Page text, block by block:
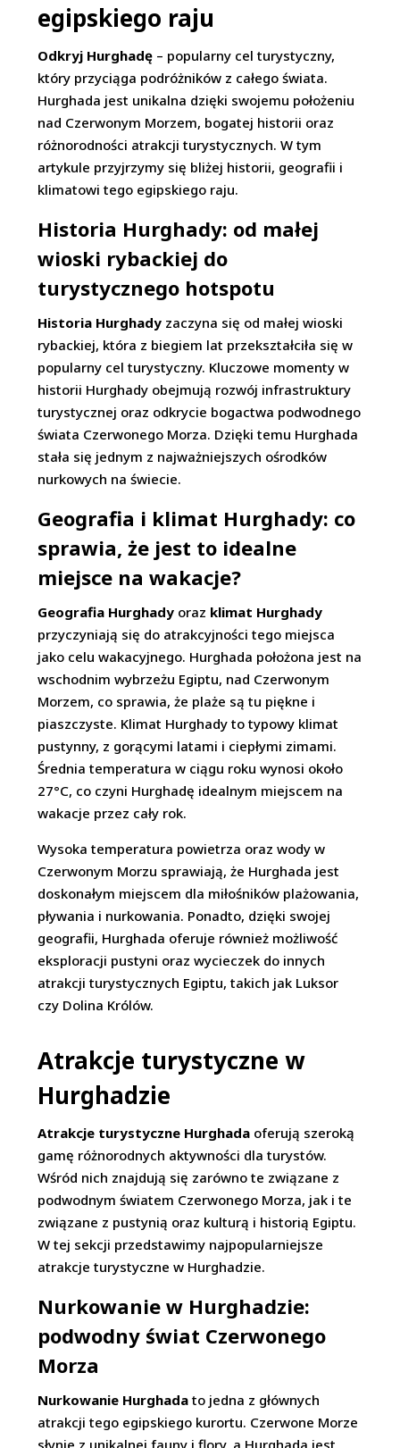
egipskiego raju
Odkryj Hurghadę – popularny cel turystyczny,
który przyciąga podróżników z całego świata.
Hurghada jest unikalna dzięki swojemu położeniu
nad Czerwonym Morzem, bogatej historii oraz
różnorodności atrakcji turystycznych. W tym
artykule przyjrzymy się bliżej historii, geografii i
klimatowi tego egipskiego raju.
Historia Hurghady: od małej
wioski rybackiej do
turystycznego hotspotu
Historia Hurghady zaczyna się od małej wioski
rybackiej, która z biegiem lat przekształciła się w
popularny cel turystyczny. Kluczowe momenty w
historii Hurghady obejmują rozwój infrastruktury
turystycznej oraz odkrycie bogactwa podwodnego
świata Czerwonego Morza. Dzięki temu Hurghada
stała się jednym z najważniejszych ośrodków
nurkowych na świecie.
Geografia i klimat Hurghady: co
sprawia, że jest to idealne
miejsce na wakacje?
Geografia Hurghady oraz klimat Hurghady
przyczyniają się do atrakcyjności tego miejsca
jako celu wakacyjnego. Hurghada położona jest na
wschodnim wybrzeżu Egiptu, nad Czerwonym
Morzem, co sprawia, że plaże są tu piękne i
piaszczyste. Klimat Hurghady to typowy klimat
pustynny, z gorącymi latami i ciepłymi zimami.
Średnia temperatura w ciągu roku wynosi około
27°C, co czyni Hurghadę idealnym miejscem na
wakacje przez cały rok.
Wysoka temperatura powietrza oraz wody w
Czerwonym Morzu sprawiają, że Hurghada jest
doskonałym miejscem dla miłośników plażowania,
pływania i nurkowania. Ponadto, dzięki swojej
geografii, Hurghada oferuje również możliwość
eksploracji pustyni oraz wycieczek do innych
atrakcji turystycznych Egiptu, takich jak Luksor
czy Dolina Królów.
Atrakcje turystyczne w
Hurghadzie
Atrakcje turystyczne Hurghada oferują szeroką
gamę różnorodnych aktywności dla turystów.
Wśród nich znajdują się zarówno te związane z
podwodnym światem Czerwonego Morza, jak i te
związane z pustynią oraz kulturą i historią Egiptu.
W tej sekcji przedstawimy najpopularniejsze
atrakcje turystyczne w Hurghadzie.
Nurkowanie w Hurghadzie:
podwodny świat Czerwonego
Morza
Nurkowanie Hurghada to jedna z głównych
atrakcji tego egipskiego kurortu. Czerwone Morze
słynie z unikalnej fauny i flory, a Hurghada jest